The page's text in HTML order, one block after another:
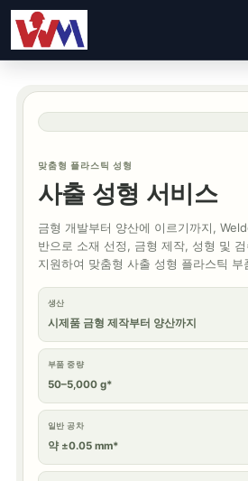
맞춤형 플라스틱 성형
사출 성형 서비스
금형 개발부터 양산에 이르기까지,
반으로 소재 선정, 금형 제작, 성형 및
지원하여 맞춤형 사출 성형 플라스틱 부
생산
시제품 금형 제작부터 양산까지
부품 중량
50–5,000 g*
일반 공차
약 ±0.05 mm*